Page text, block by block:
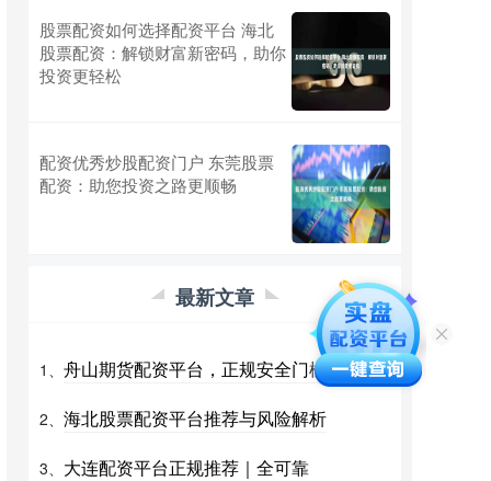
股票配资如何选择配资平台 海北
股票配资：解锁财富新密码，助你
投资更轻松
配资优秀炒股配资门户 东莞股票
配资：助您投资之路更顺畅
最新文章
1、 舟山期货配资平台，正规安全门槛低
2、 海北股票配资平台推荐与风险解析
3、 大连配资平台正规推荐｜全可靠